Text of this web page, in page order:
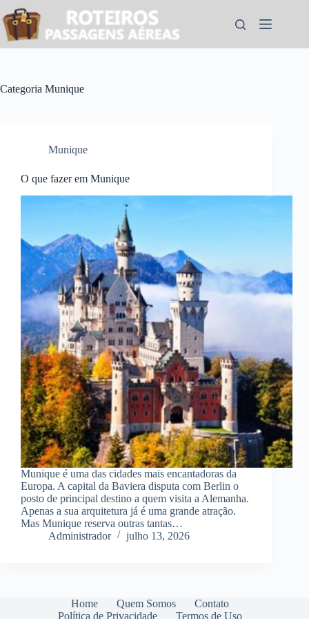
para
o
conteúdo
Categoria Munique
Munique
O que fazer em Munique
Munique é uma das cidades mais encantadoras da
Europa. A capital da Baviera disputa com Berlin o
posto de principal destino a quem visita a Alemanha.
Apenas a sua arquitetura já é uma grande atração.
Mas Munique reserva outras tantas…
Administrador
julho 13, 2026
Home Quem Somos
Contato
Política de Privacidade
Termos de Uso